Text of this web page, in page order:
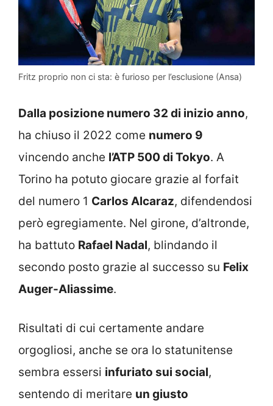
Fritz proprio non ci sta: è furioso per l’esclusione (Ansa)
Dalla posizione numero 32 di inizio anno,
ha chiuso il 2022 come numero 9
vincendo anche l’ATP 500 di Tokyo. A
Torino ha potuto giocare grazie al forfait
del numero 1 Carlos Alcaraz, difendendosi
però egregiamente. Nel girone, d’altronde,
ha battuto Rafael Nadal, blindando il
secondo posto grazie al successo su Felix
Auger-Aliassime.
Risultati di cui certamente andare
orgogliosi, anche se ora lo statunitense
sembra essersi infuriato sui social,
sentendo di meritare un giusto